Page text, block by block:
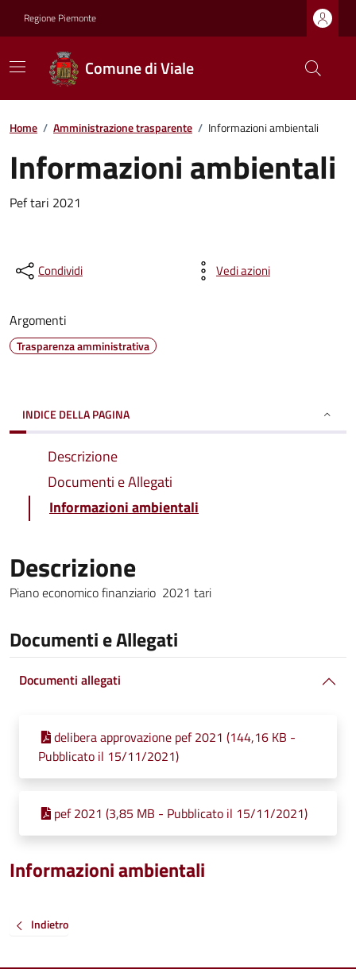
Regione Piemonte
Comune di Viale
Home / Amministrazione trasparente / Informazioni ambientali
Informazioni ambientali
Pef tari 2021
Condividi Vedi azioni
Argomenti
Trasparenza amministrativa
INDICE DELLA PAGINA
Descrizione
Documenti e Allegati
Informazioni ambientali
Descrizione
Piano economico finanziario 2021 tari
Documenti e Allegati
Documenti allegati
delibera approvazione pef 2021 (144,16 KB -
Pubblicato il 15/11/2021)
pef 2021 (3,85 MB - Pubblicato il 15/11/2021)
Informazioni ambientali
Indietro